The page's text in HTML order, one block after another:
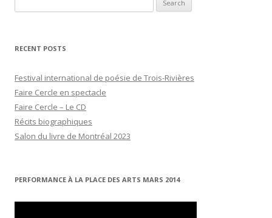
for:
RECENT POSTS
Festival international de poésie de Trois-Rivières
Faire Cercle en spectacle
Faire Cercle – Le CD
Récits biographiques
Salon du livre de Montréal 2023
PERFORMANCE À LA PLACE DES ARTS MARS 2014